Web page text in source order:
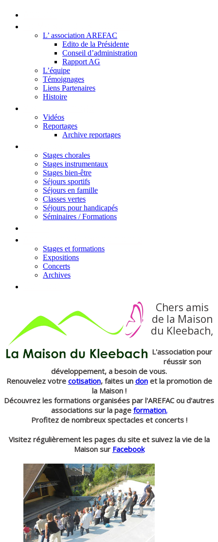
L’ association AREFAC
Edito de la Présidente
Conseil d’administration
Rapport AG
L’équipe
Témoignages
Liens Partenaires
Histoire
Vidéos
Reportages
Archive reportages
Stages chorales
Stages instrumentaux
Stages bien-être
Séjours sportifs
Séjours en famille
Classes vertes
Séjours pour handicapés
Séminaires / Formations
Stages et formations
Expositions
Concerts
Archives
Chers amis
de la Maison
du Kleebach,
L'association pour
réussir son
développement, a besoin de vous.
Renouvelez votre cotisation, faites un donet la promotion de
la Maison !
Découvrez les formations organisées par l'AREFAC ou d'autres
associations sur la page formation.
Profitez de nombreux spectacles et concerts !
Visitez régulièrement les pages du site et suivez la vie de la
Maison sur Facebook